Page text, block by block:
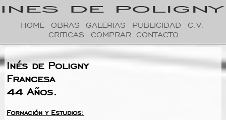
HOME OBRAS GALERIAS PUBLICIDAD
C.V.
CRITICAS
COMPRAR CONTACTO
Inés de Poligny
Francesa
44 Años.
Formación y Estudios: